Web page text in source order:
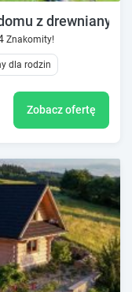
z drewnianych
Znakomity!
dla rodzin
Zobacz ofertę